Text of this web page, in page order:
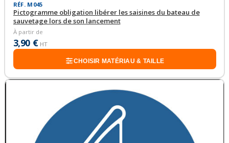
RÉF. M045
Pictogramme obligation libérer les saisines du bateau de
sauvetage lors de son lancement
À partir de
3,90 € HT
CHOISIR MATÉRIAU & TAILLE